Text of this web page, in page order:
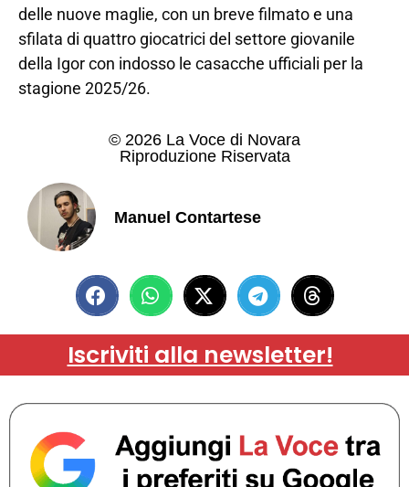
delle nuove maglie, con un breve filmato e una
sfilata di quattro giocatrici del settore giovanile
della Igor con indosso le casacche ufficiali per la
stagione 2025/26.
© 2026 La Voce di Novara
Riproduzione Riservata
Manuel Contartese
Iscriviti alla newsletter!